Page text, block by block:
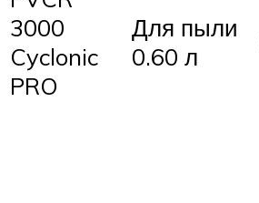
3000
Cyclonic
PRO
Для пыли
0.60 л